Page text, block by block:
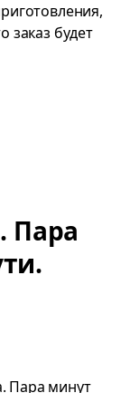
заказ будет
Пара